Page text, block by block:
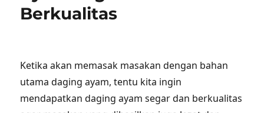
Berkualitas
Ketika akan memasak masakan dengan bahan
utama daging ayam, tentu kita ingin
mendapatkan daging ayam segar dan berkualitas